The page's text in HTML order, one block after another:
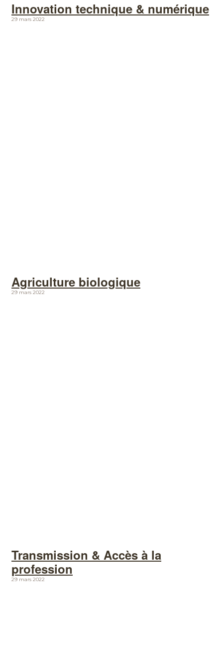
Innovation technique & numérique
29 mars 2022
Agriculture biologique
29 mars 2022
Transmission & Accès à la
profession
29 mars 2022